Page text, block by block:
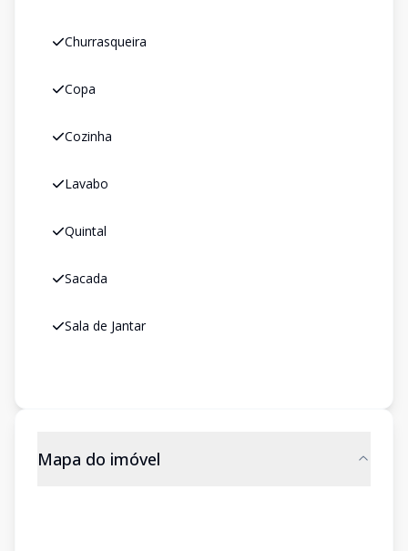
Churrasqueira
Copa
Cozinha
Lavabo
Quintal
Sacada
Sala de Jantar
Mapa do imóvel